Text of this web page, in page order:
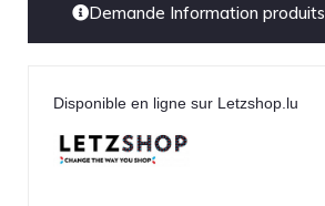
Demande Information produits
Disponible en ligne sur Letzshop.lu